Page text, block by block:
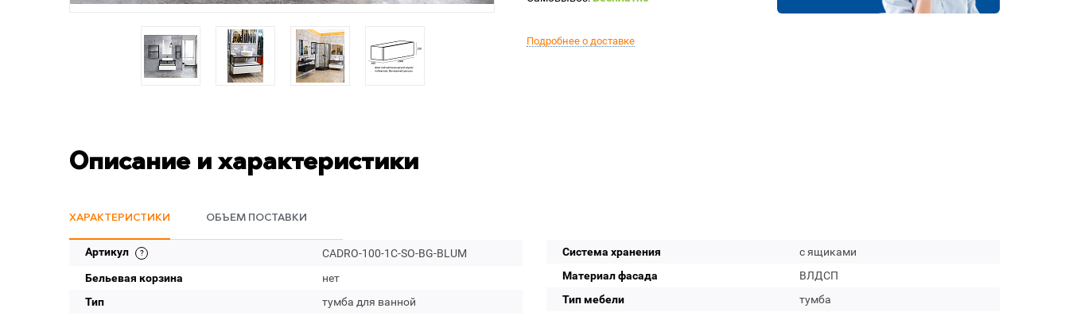
Подробнее о доставке
Описание и характеристики
ХАРАКТЕРИСТИКИ ОБЪЕМ ПОСТАВКИ
Артикул
CADRO-100-1C-SO-BG-BLUM
Бельевая корзина
нет
Тип
тумба для ванной
Система хранения
с ящиками
Материал фасада
ВЛДСП
Тип мебели
тумба